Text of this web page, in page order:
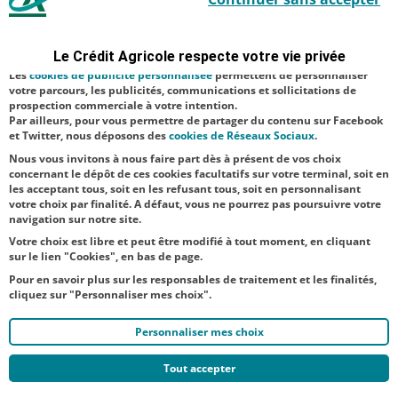
organisée par
"Les Amis de
Saint-Nicaise
du Chemin-
Vert" pour
célébr...
Le Crédit Agricole respecte votre vie privée
sécurité ; d’autres sont facultatifs. Les
satisfaction facultatifs.
Lescookies de publicité personnalisée permettent de personnaliser
votre parcours, les publicités, communications et sollicitations de
prospection commerciale à votre intention.
Par ailleurs, pour vous permettre de partager du contenu sur Facebook
et Twitter, nous déposons descookies de Réseaux Sociaux.
Nous vous invitons à nous faire part dès à présent de vos choix
concernant le dépôt de ces cookies facultatifs sur votre terminal, soit en
les acceptant tous, soit en les refusant tous, soit en personnalisant
votre choix par finalité. A défaut, vous ne pourrez pas poursuivre votre
navigation sur notre site.
Votre choix est libre et peut être modifié à tout moment, en cliquant
sur le lien "Cookies", en bas de page.
Pour en savoir plus sur les responsables de traitement et les finalités,
cliquez sur "Personnaliser mes choix".
Personnaliser mes choix
Tout accepter